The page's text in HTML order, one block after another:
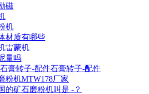
磁
机
材质有哪些
雷蒙机
量吗
膏转子-配件石膏转子-配件
粉机MTW178厂家
的矿石磨粉机叫是 -？